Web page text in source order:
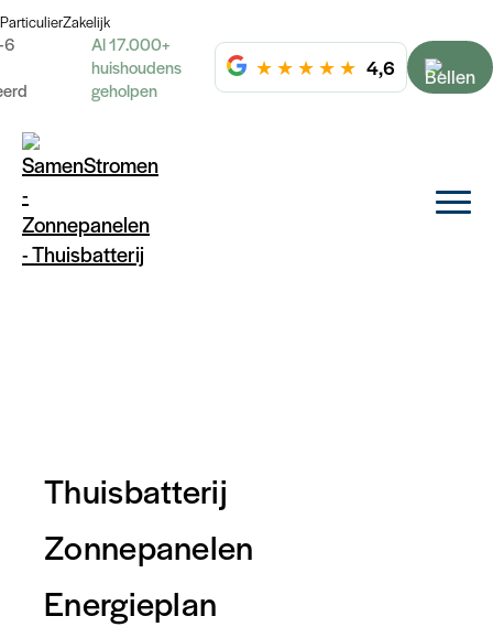
ParticulierZakelijk
6
Al 17.000+
huishoudens
geholpen
★ ★ ★ ★ ★ 4,6
Thuisbatterij
Zonnepanelen
Energieplan